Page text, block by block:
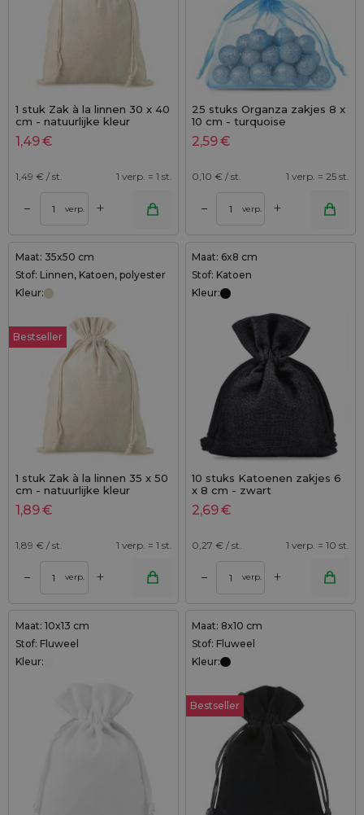
1 stuk Zak à la linnen 30 x 40
cm - natuurlijke kleur
1,49€
1,49 € / st. 1 verp. = 1 st.
– verp. +
25 stuks Organza zakjes 8 x
10 cm - turquoise
2,59€
0,10 € / st. 1 verp. = 25 st.
– verp. +
Maat: 35x50 cm
Stof: Linnen, Katoen, polyester
Kleur:
Bestseller
1 stuk Zak à la linnen 35 x 50
cm - natuurlijke kleur
1,89€
1,89 € / st. 1 verp. = 1 st.
– verp. +
Maat: 6x8 cm
Stof: Katoen
Kleur:
10 stuks Katoenen zakjes 6
x 8 cm - zwart
2,69€
0,27 € / st. 1 verp. = 10 st.
– verp. +
Maat: 10x13 cm
Stof: Fluweel
Kleur:
Maat: 8x10 cm
Stof: Fluweel
Kleur:
Bestseller